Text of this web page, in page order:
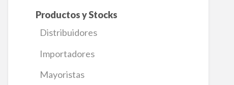
Productos y Stocks
Distribuidores
Importadores
Mayoristas